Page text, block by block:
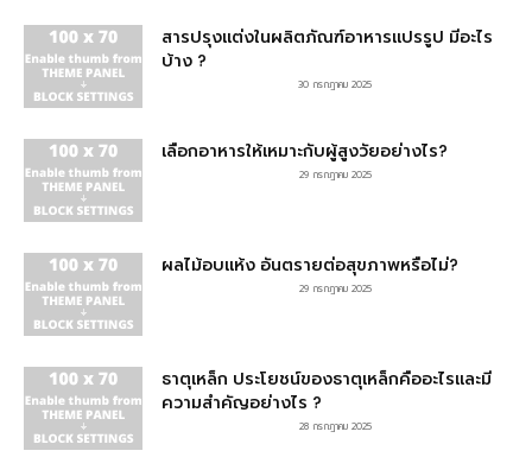
สารปรุงแต่งในผลิตภัณฑ์อาหารแปรรูป มีอะไร
บ้าง ?
30 กรกฎาคม 2025
เลือกอาหารให้เหมาะกับผู้สูงวัยอย่างไร?
29 กรกฎาคม 2025
ผลไม้อบแห้ง อันตรายต่อสุขภาพหรือไม่?
29 กรกฎาคม 2025
ธาตุเหล็ก ประโยชน์ของธาตุเหล็กคืออะไรและมี
ความสำคัญอย่างไร ?
28 กรกฎาคม 2025